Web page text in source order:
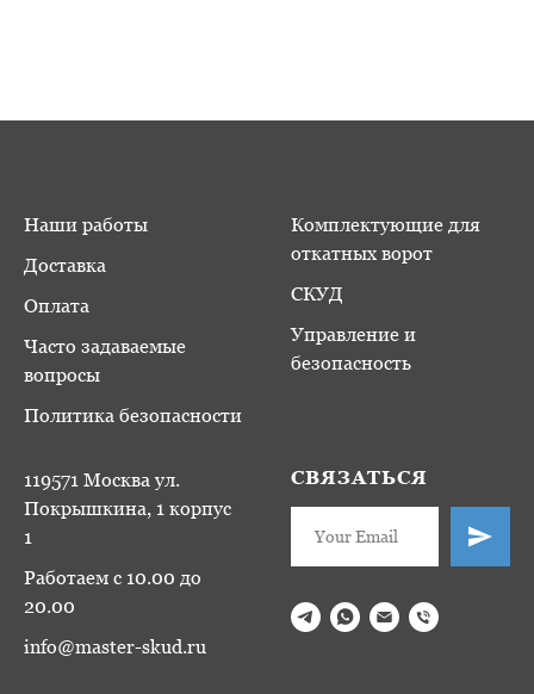
Наши работы
Доставка
Оплата
Часто задаваемые
вопросы
Политика безопасности
Комплектующие для
откатных ворот
СКУД
Управление и
безопасность
119571 Москва ул.
Покрышкина, 1 корпус
1
Работаем с 10.00 до
20.00
info@master-skud.ru
СВЯЗАТЬСЯ